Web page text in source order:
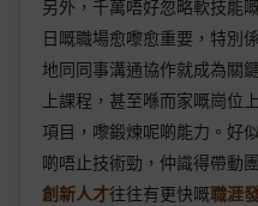
另外，千萬唔好忽略軟技能
日嘅職場愈嚟愈重要，特別
地同同事溝通協作就成為關
上課程，甚至喺而家嘅崗位
項目，嚟鍛煉呢啲能力。好
啲唔止技術勁，仲識得帶動
創新人才往往有更快嘅職涯